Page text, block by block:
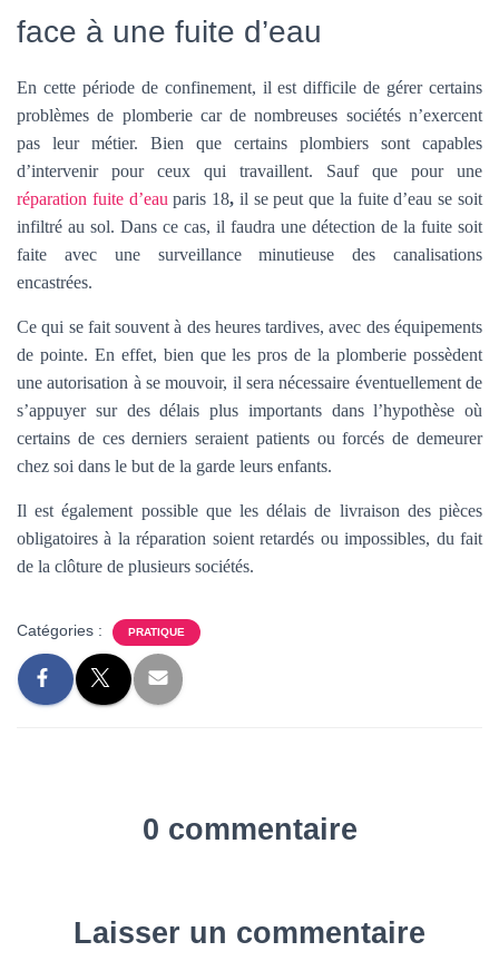
face à une fuite d’eau
En cette période de confinement, il est difficile de gérer certains
problèmes de plomberie car de nombreuses sociétés n’exercent
pas leur métier. Bien que certains plombiers sont capables
d’intervenir pour ceux qui travaillent. Sauf que pour une
réparation fuite d’eau paris 18, il se peut que la fuite d’eau se soit
infiltré au sol. Dans ce cas, il faudra une détection de la fuite soit
faite avec une surveillance minutieuse des canalisations
encastrées.
Ce qui se fait souvent à des heures tardives, avec des équipements
de pointe. En effet, bien que les pros de la plomberie possèdent
une autorisation à se mouvoir, il sera nécessaire éventuellement de
s’appuyer sur des délais plus importants dans l’hypothèse où
certains de ces derniers seraient patients ou forcés de demeurer
chez soi dans le but de la garde leurs enfants.
Il est également possible que les délais de livraison des pièces
obligatoires à la réparation soient retardés ou impossibles, du fait
de la clôture de plusieurs sociétés.
Catégories : PRATIQUE
0 commentaire
Laisser un commentaire